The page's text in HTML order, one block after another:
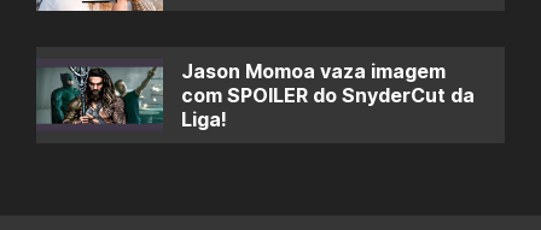
Jason Momoa vaza imagem
com SPOILER do SnyderCut da
Liga!